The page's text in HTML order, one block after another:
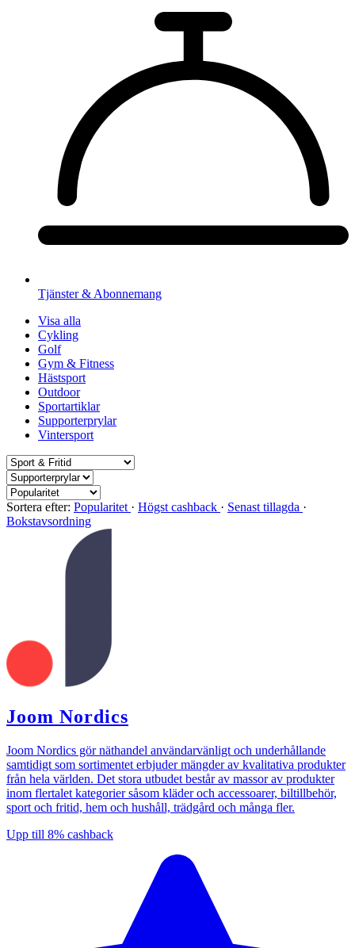
Tjänster & Abonnemang
Visa alla
Cykling
Golf
Gym & Fitness
Hästsport
Outdoor
Sportartiklar
Supporterprylar
Vintersport
Sortera efter: Popularitet · Högst cashback · Senast tillagda ·
Bokstavsordning
Joom Nordics
Joom Nordics gör näthandel användarvänligt och underhållande
samtidigt som sortimentet erbjuder mängder av kvalitativa produkter
från hela världen. Det stora utbudet består av massor av produkter
inom flertalet kategorier såsom kläder och accessoarer, biltillbehör,
sport och fritid, hem och hushåll, trädgård och många fler.
Upp till 8% cashback